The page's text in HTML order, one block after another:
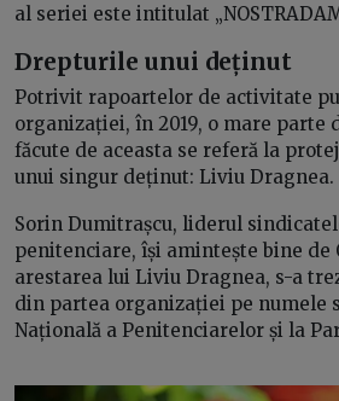
al seriei este intitulat
Drepturile unui deținut
Potrivit rapoartelor de activitate
organizației, în 2019, o mare parte
făcute de aceasta se referă la
unui singur deținut: Liviu Dragnea.
Sorin Dumitrașcu, liderul
penitenciare, își amintește bine de
arestarea lui Liviu Dragnea, s-a
din partea organizației pe numele
Națională a Penitenciarelor și la